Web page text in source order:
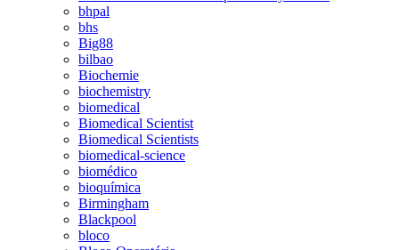
bhpal
bhs
Big88
bilbao
Biochemie
biochemistry
biomedical
Biomedical Scientist
Biomedical Scientists
biomedical-science
biomédico
bioquímica
Birmingham
Blackpool
bloco